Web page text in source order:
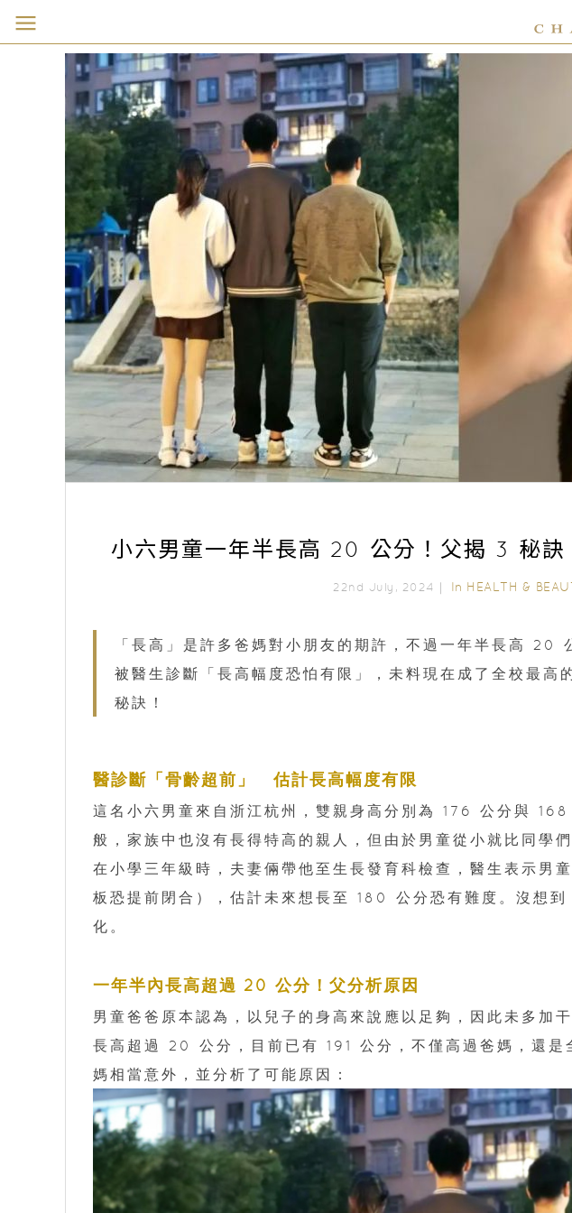
小六男童一年半長高 20 公分！父揭 3 秘訣
22nd July, 2024｜ In HEALTH &
「長高」是許多爸媽對小朋友的期許，不過一年半長高 20
被醫生診斷「長高幅度恐怕有限」，未料現在成了全校最高
秘訣！
醫診斷「骨齡超前」 估計長高幅度有限
這名小六男童來自浙江杭州，雙親身高分別為 176 公分與
般，家族中也沒有長得特高的親人，但由於男童從小就比同學
在小學三年級時，夫妻倆帶他至生長發育科檢查，醫生表示男
板恐提前閉合），估計未來想長至 180 公分恐有難度。沒想到
化。
一年半內長高超過 20 公分！父分析原因
男童爸爸原本認為，以兒子的身高來說應以足夠，因此未多加
長高超過 20 公分，目前已有 191 公分，不僅高過爸媽，還是
媽相當意外，並分析了可能原因：